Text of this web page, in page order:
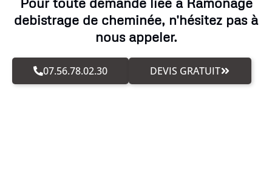
debistrage de cheminée, n'hésitez pas à
nous appeler.
07.56.78.02.30 DEVIS GRATUIT